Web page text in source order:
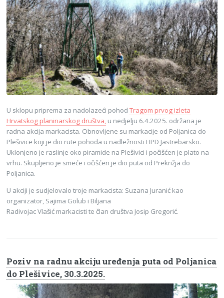
U sklopu priprema za nadolazeći pohodTragom prvog izleta
Hrvatskog planinarskog društva, u nedjelju 6.4.2025. održana je
radna akcija markacista. Obnovljene su markacije od Poljanica do
Plešivice koji je dio rute pohoda u nadležnosti HPD Jastrebarsko.
Uklonjeno je raslinje oko piramide na Plešivici i počišćen je plato na
vrhu. Skupljeno je smeće i očišćen je dio puta od Prekrižja do
Poljanica.
U akciji je sudjelovalo troje markacista: Suzana Juranić kao
organizator, Sajima Golub i Biljana
Radivojac Vlašić markacisti te član društva Josip Gregorić.
Poziv na radnu akciju uređenja puta od Poljanica
do Plešivice, 30.3.2025.